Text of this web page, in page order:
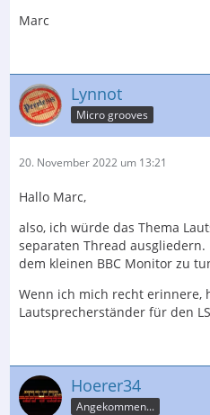
Marc
Lynnot
Micro grooves
20. November 2022 um 13:21
Hallo Marc,
also, ich würde das Thema
separaten Thread
dem kleinen BBC Monitor zu
Wenn ich mich recht erinnere,
Lautsprecherständer für den
Hoerer34
Angekommen...